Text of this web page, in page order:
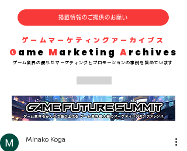
G ame M arketing Archives
​ゲーム業界の優れた マーケティングとプロモーションの事例を集めています
掲載情報のご提供のお願い
​ゲームマーケティングアーカイブス
Minako Koga